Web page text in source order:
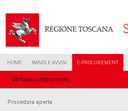
HOME BANDI E AVVISI E-PROCUREMENT
DETTAGLIO PROCEDURA
Procedura aperta